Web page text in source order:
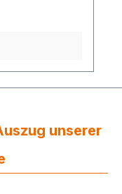
des
von
Qualitäten
die Dekore
auch die
unserer